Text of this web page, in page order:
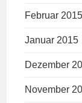
Februar 2015
Januar 2015
Dezember
November